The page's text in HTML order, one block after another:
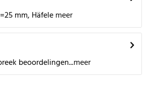
mm, Häfelemeer
beoordelingen...meer